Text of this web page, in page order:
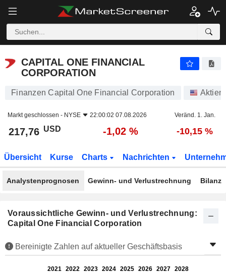
CAPITAL ONE FINANCIAL
CORPORATION
Finanzen Capital One Financial Corporation Aktien
Markt geschlossen - NYSE 22:00:02 07.08.2026 Veränd. 1. Jan.
217,76 USD -1,02 % -10,15 %
Übersicht Kurse Charts Nachrichten
Analystenprognosen Gewinn- und Verlustrechnung Bilanz
Voraussichtliche Gewinn- und Verlustrechnung:
Capital One Financial Corporation
Bereinigte Zahlen auf aktueller Geschäftsbasis